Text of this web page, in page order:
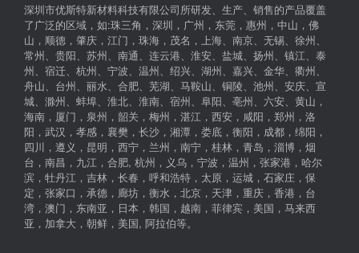
深圳市优斯特新材料科技有限公司所研发、生产、销售的产品覆盖
了广泛的区域，如:珠三角，深圳，广州，东莞，惠州，中山，佛
山，顺德，肇庆，江门，珠海，茂名，上海、南京、无锡、徐州、
常州、贵阳、苏州、南通、连云港、淮安、盐城、扬州、镇江、泰
州、宿迁、杭州、宁波、温州、绍兴、湖州、嘉兴、金华、衢州、
舟山、台州、丽水、合肥、芜湖、马鞍山、铜陵、池州、安庆、宣
城、滁州、蚌埠、淮北、淮南、宿州、阜阳、亳州、六安、黄山，
海南，厦门，泉州，韶关，梅州，湛江，西安，咸阳，郑州，洛
阳，武汉，孝感，襄樊，长沙，湘潭，娄底，衡阳，成都，绵阳，
四川，遵义，昆明，西宁，兰州，南宁，桂林，青岛，淄博，烟
台，南昌，九江，合肥, 杭州，义乌，宁波，温州，张家港，哈尔
滨，牡丹江，吉林，长春，呼和浩特，太原，运城，石家庄，保
定，张家口，承德，廊坊，衡水，北京，天津，重庆，香港，台
湾，澳门，东南亚，日本，韩国，越南，菲律宾，美国，马来西
亚，加拿大，朝鲜，美国, 阿拉伯等。